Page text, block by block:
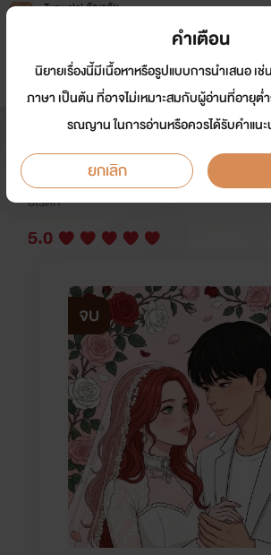
Tunwalai ธัญวลัย
หน้าแรก นิยาย อีบุ๊ก การ์ตูน
Undercover Love รัก(ไ
นักเขียน: เรนิตะ69
อีโรติก
5.0
จบ
คำเตือน
นิยายเรื่องนี้มีเนื้อหาหรือรูปแบบการนำเสนอ เ
ภาษา เป็นต้น ที่อาจไม่เหมาะสมกับผู้อ่านที่อายุต่
รณญาน ในการอ่านหรือควรได้รับคำแน
ยกเลิก